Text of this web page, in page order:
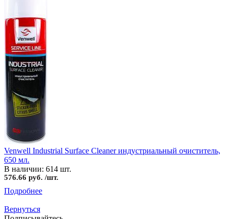
Venwell Industrial Surface Cleaner индустриальный очиститель,
650 мл.
В наличии: 614 шт.
576.66 руб. /шт.
Подробнее
Вернуться